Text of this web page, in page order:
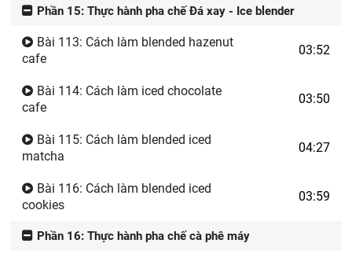
Phần 15: Thực hành pha chế Đá xay - Ice blender
Bài 113: Cách làm blended hazenut
cafe
03:52
Bài 114: Cách làm iced chocolate
cafe
03:50
Bài 115: Cách làm blended iced
matcha
04:27
Bài 116: Cách làm blended iced
cookies
03:59
Phần 16: Thực hành pha chế cà phê máy